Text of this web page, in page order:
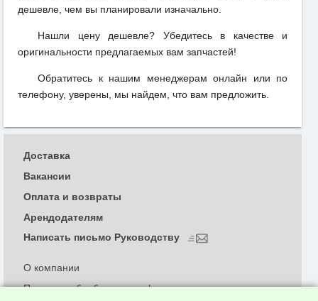
дешевле, чем вы планировали изначально.
Нашли цену дешевле? Убедитесь в качестве и
оригинальности предлагаемых вам запчастей!
Обратитесь к нашим менеджерам онлайн или по
телефону, уверены, мы найдем, что вам предложить.
О компании
Политика обработки и конфиденциальности
Доставка
Вакансии
Оплата и возвраты
Арендодателям
Написать письмо Руководству